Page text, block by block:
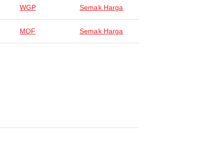
WGP Semak Harga
MOF Semak Harga